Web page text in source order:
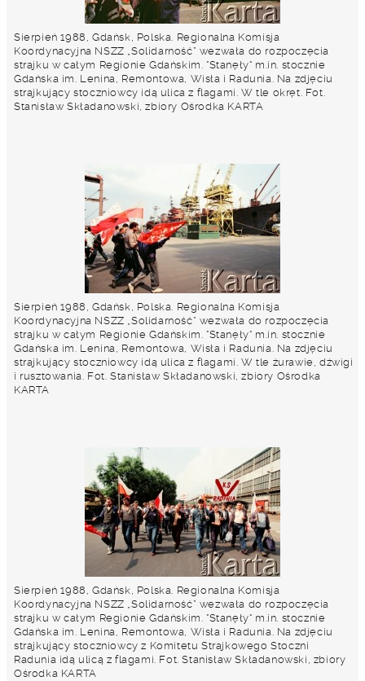
Sierpień 1988, Gdańsk, Polska. Regionalna Komisja
Koordynacyjna NSZZ „Solidarność” wezwała do rozpoczęcia
strajku w całym Regionie Gdańskim. "Stanęły" m.in. stocznie
Gdańska im. Lenina, Remontowa, Wisła i Radunia. Na zdjęciu
strajkujący stoczniowcy idą ulica z flagami. W tle okręt. Fot.
Stanisław Składanowski, zbiory Ośrodka KARTA
Sierpień 1988, Gdańsk, Polska. Regionalna Komisja
Koordynacyjna NSZZ „Solidarność” wezwała do rozpoczęcia
strajku w całym Regionie Gdańskim. "Stanęły" m.in. stocznie
Gdańska im. Lenina, Remontowa, Wisła i Radunia. Na zdjęciu
strajkujący stoczniowcy idą ulica z flagami. W tle żurawie, dźwigi
i rusztowania. Fot. Stanisław Składanowski, zbiory Ośrodka
KARTA
Sierpień 1988, Gdańsk, Polska. Regionalna Komisja
Koordynacyjna NSZZ „Solidarność” wezwała do rozpoczęcia
strajku w całym Regionie Gdańskim. "Stanęły" m.in. stocznie
Gdańska im. Lenina, Remontowa, Wisła i Radunia. Na zdjęciu
strajkujący stoczniowcy z Komitetu Strajkowego Stoczni
Radunia idą ulicą z flagami. Fot. Stanisław Składanowski, zbiory
Ośrodka KARTA